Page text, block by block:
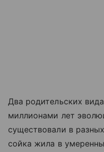
Два родительских
миллионами лет
существовали в
сойка жила в